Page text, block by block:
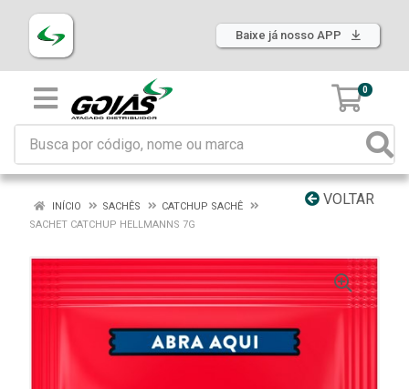
Baixe já nosso APP
0
VOLTAR
INÍCIO SACHÊS
CATCHUP SACHÊ
SACHET CATCHUP HELLMANNS 7G